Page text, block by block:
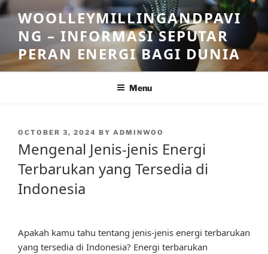
Skip
to
content
WOOLLEYMILLINGANDPAVI
NG – INFORMASI SEPUTAR
PERAN ENERGI BAGI DUNIA
Menu
POSTED
OCTOBER 3, 2024 BY ADMINWOO
Mengenal Jenis-jenis Energi
Terbarukan yang Tersedia di
Indonesia
Apakah kamu tahu tentang jenis-jenis energi terbarukan
yang tersedia di Indonesia? Energi terbarukan